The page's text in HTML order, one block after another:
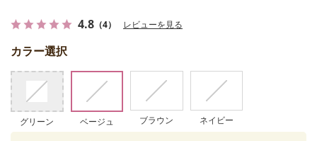
4.8 （4） レビューを見る
カラー選択
グリーン ベージュ ブラウン ネイビー